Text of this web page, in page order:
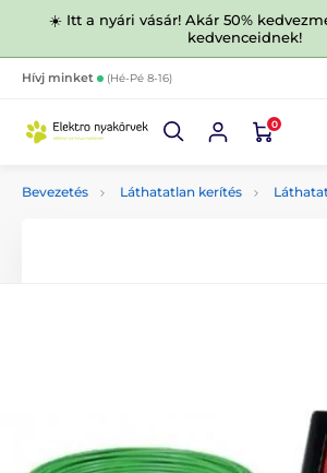
☀️ Itt a nyári vásár! Akár 50%
kedvenceidnek!
Hívj minket (Hé-Pé 8-16)
0
Bevezetés Láthatatlan kerítés